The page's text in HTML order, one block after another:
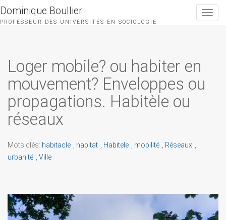
Toggle
Dominique Boullier
PROFESSEUR DES UNIVERSITÉS EN SOCIOLOGIE
Loger mobile? ou habiter en
mouvement? Enveloppes ou
propagations. Habitèle ou
réseaux
Mots clés: habitacle habitat Habitele mobilité Réseaux
urbanité
Ville